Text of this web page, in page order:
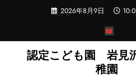
ツ
2026年8月9日
認定こども園 岩見
稚園